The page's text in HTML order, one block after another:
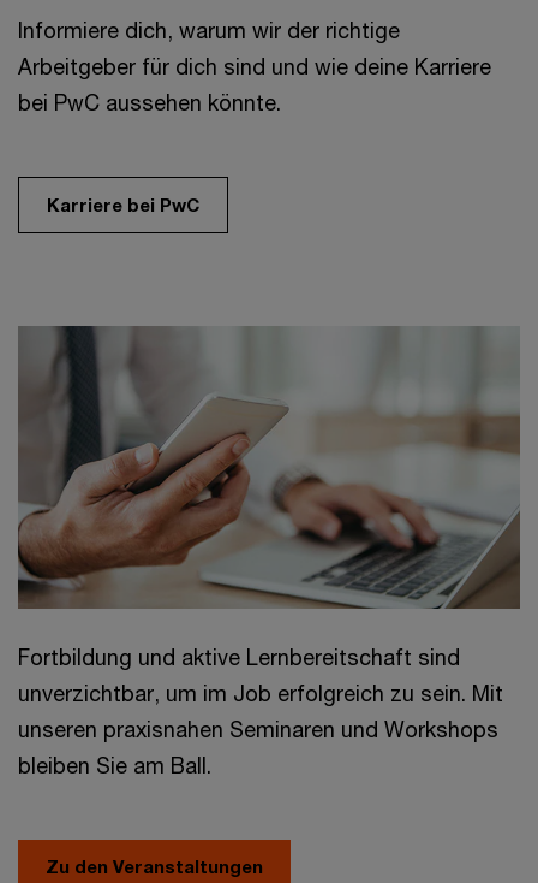
Informiere dich, warum wir der richtige
Arbeitgeber für dich sind und wie deine Karriere
bei PwC aussehen könnte.
Karriere bei PwC
Fortbildung und aktive Lernbereitschaft sind
unverzichtbar, um im Job erfolgreich zu sein. Mit
unseren praxisnahen Seminaren und Workshops
bleiben Sie am Ball.
Zu den Veranstaltungen